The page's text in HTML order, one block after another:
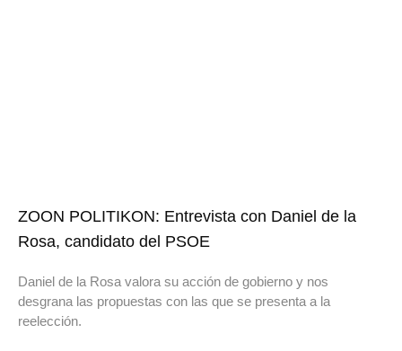
ZOON POLITIKON: Entrevista con Daniel de la
Rosa, candidato del PSOE
Daniel de la Rosa valora su acción de gobierno y nos
desgrana las propuestas con las que se presenta a la
reelección.